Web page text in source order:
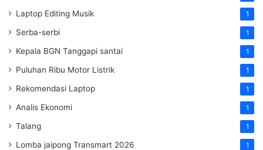
Laptop Editing Musik 1
Serba-serbi 1
Kepala BGN Tanggapi santai 1
Puluhan Ribu Motor Listrik 1
Rekomendasi Laptop 1
Analis Ekonomi 1
Talang 1
Lomba jaipong Transmart 2026 1